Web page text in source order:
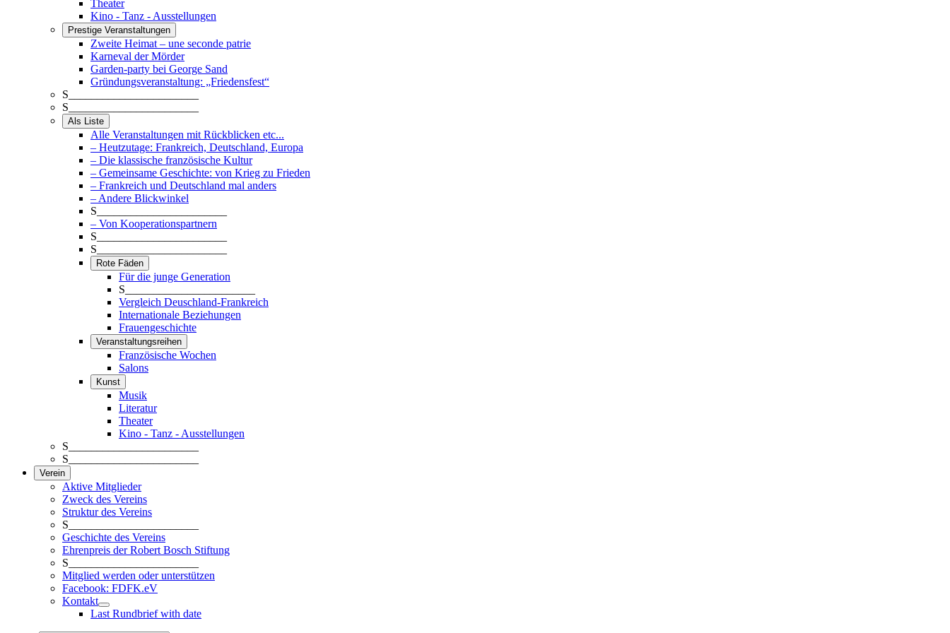
Theater
Kino - Tanz - Ausstellungen
Prestige Veranstaltungen
Zweite Heimat – une seconde patrie
Karneval der Mörder
Garden-party bei George Sand
Gründungsveranstaltung: „Friedensfest“
S_______________________
S_______________________
Als Liste
Alle Veranstaltungen mit Rückblicken etc...
– Heutzutage: Frankreich, Deutschland, Europa
– Die klassische französische Kultur
– Gemeinsame Geschichte: von Krieg zu Frieden
– Frankreich und Deutschland mal anders
– Andere Blickwinkel
S_______________________
– Von Kooperationspartnern
S_______________________
S_______________________
Rote Fäden
Für die junge Generation
S_______________________
Vergleich Deuschland-Frankreich
Internationale Beziehungen
Frauengeschichte
Veranstaltungsreihen
Französische Wochen
Salons
Kunst
Musik
Literatur
Theater
Kino - Tanz - Ausstellungen
S_______________________
S_______________________
Verein
Aktive Mitglieder
Zweck des Vereins
Struktur des Vereins
S_______________________
Geschichte des Vereins
Ehrenpreis der Robert Bosch Stiftung
S_______________________
Mitglied werden oder unterstützen
Facebook: FDFK.eV
Kontakt
Last Rundbrief with date